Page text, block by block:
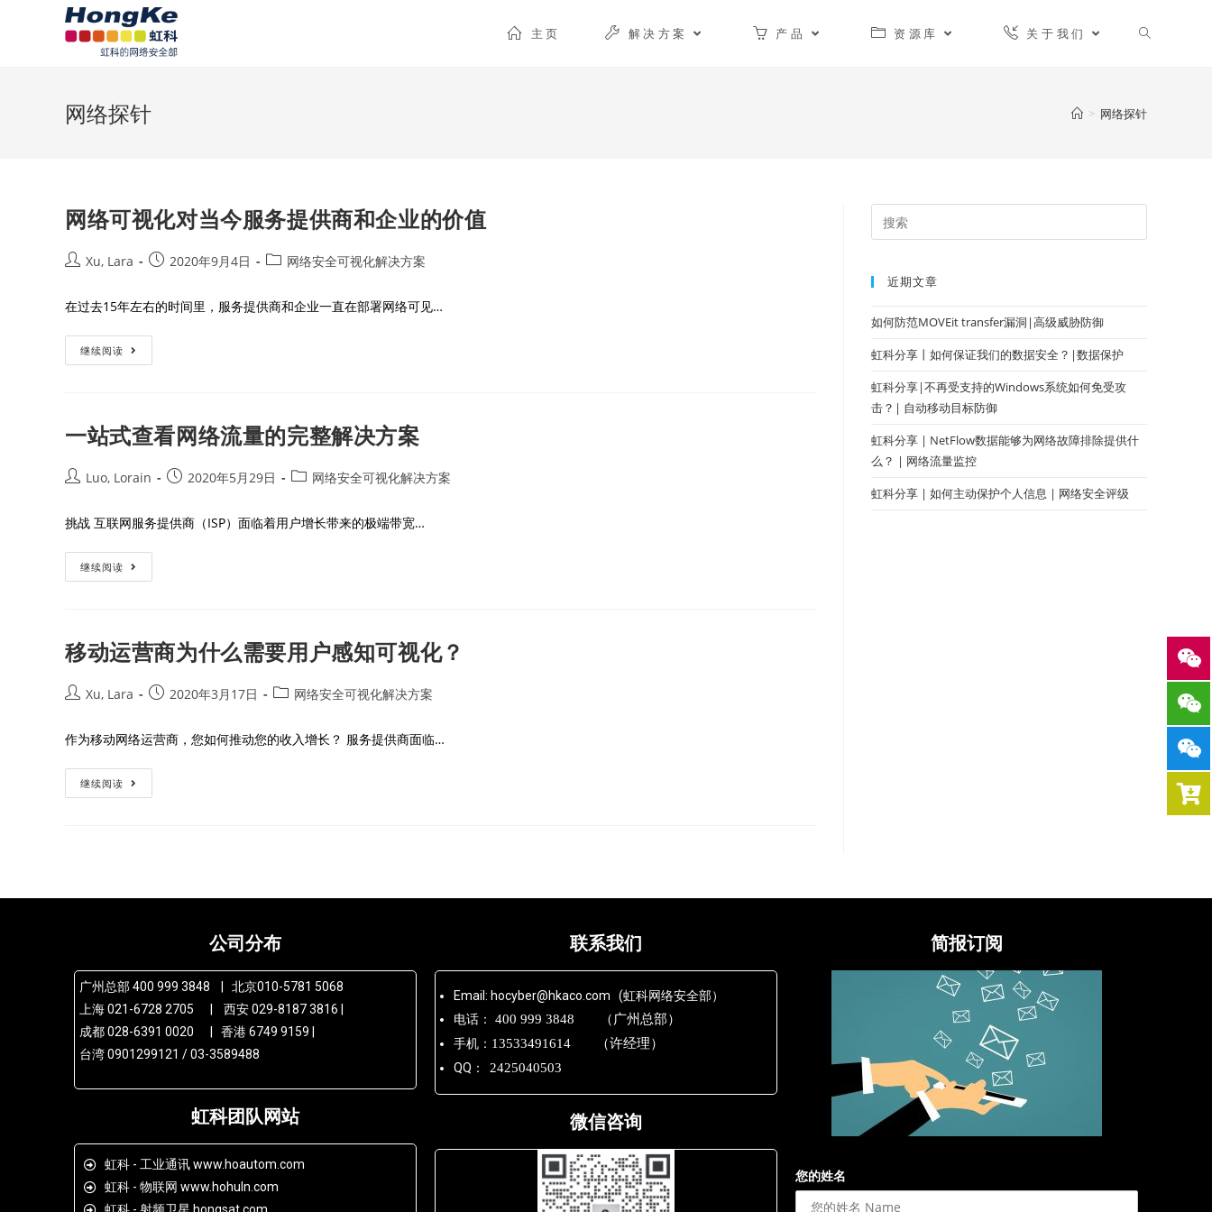
主页 解决方案 产品 资源库 关于我们
网络探针 > 网络探针
网络可视化对当今服务提供商和企业的价值
Xu, Lara 2020年9月4日 网络安全可视化解决方案
在过去15年左右的时间里，服务提供商和企业一直在部署网络可见…
继续阅读
一站式查看网络流量的完整解决方案
Luo, Lorain 2020年5月29日 网络安全可视化解决方案
挑战 互联网服务提供商（ISP）面临着用户增长带来的极端带宽…
继续阅读
移动运营商为什么需要用户感知可视化？
Xu, Lara 2020年3月17日 网络安全可视化解决方案
作为移动网络运营商，您如何推动您的收入增长？ 服务提供商面临…
继续阅读
近期文章
如何防范MOVEit transfer漏洞|高级威胁防御
虹科分享丨如何保证我们的数据安全？|数据保护
虹科分享|不再受支持的Windows系统如何免受攻
击？| 自动移动目标防御
虹科分享 | NetFlow数据能够为网络故障排除提供什
么？ | 网络流量监控
虹科分享 | 如何主动保护个人信息 | 网络安全评级
公司分布
广州总部 400 999 3848 | 北京010-5781 5068
上海 021-6728 2705 | 西安 029-8187 3816 |
成都 028-6391 0020 | 香港 6749 9159 |
台湾 0901299121 / 03-3589488
虹科团队网站
虹科 - 工业通讯 www.hoautom.com
虹科 - 物联网 www.hohuln.com
联系我们
Email: hocyber@hkaco.com (虹科网络安全部）
电话：
400 999 3848 （广州总部）
手机： 13533491614 （许经理）
QQ： 2425040503
微信咨询
简报订阅
您的姓名